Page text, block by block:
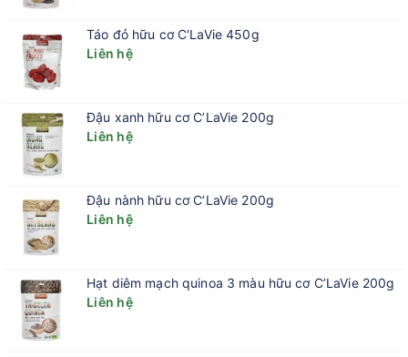
Táo đỏ hữu cơ C'LaVie 450g
Liên hệ
Đậu xanh hữu cơ C’LaVie 200g
Liên hệ
Đậu nành hữu cơ C’LaVie 200g
Liên hệ
Hạt diêm mạch quinoa 3 màu hữu cơ C’LaVie 200g
Liên hệ